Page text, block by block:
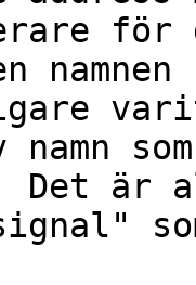
för
namn
Det är